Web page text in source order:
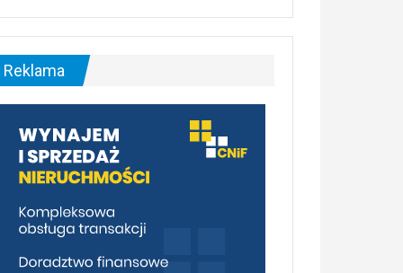
–
malownicza
[fotorelacja]
Reklama